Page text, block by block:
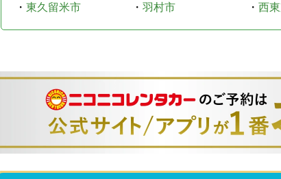
・ 東久留米市 ・ 羽村市 ・ 西